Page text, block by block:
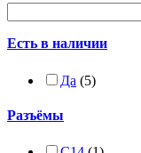
Есть в наличии
Да (5)
Разъёмы